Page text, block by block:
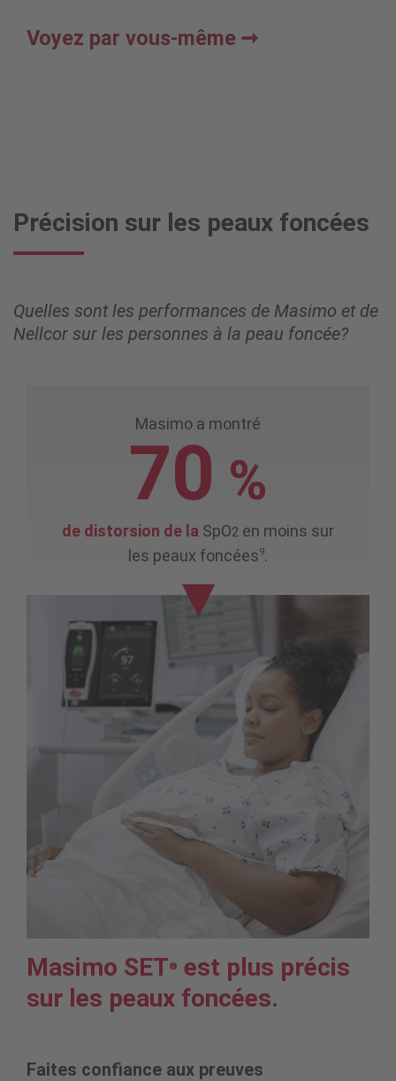
Voyez par vous-même
Précision sur les peaux foncées
Quelles sont les performances de Masimo et de
Nellcor sur les personnes à la peau foncée?
Masimo a montré
70 %
de distorsion de la SpO2 en moins sur
les peaux foncées9.
Masimo SET®
est plus précis
sur les peaux foncées.
Faites confiance aux preuves